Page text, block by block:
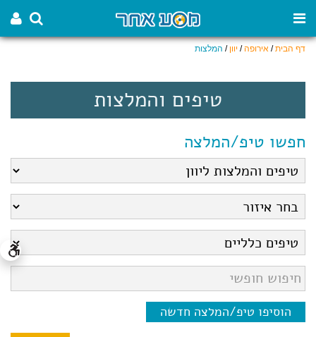
דף הבית/ אירופה/ יוון / המלצות
טיפים והמלצות
חפשו טיפ/המלצה
הוסיפו טיפ/המלצה חדשה